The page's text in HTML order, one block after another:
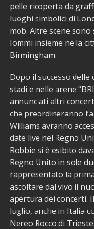
pelle ricoperta da
luoghi simbolici di
mob. Altre scene
Iommi insieme nella
Birmingham.
Dopo il successo
stadi e nelle arene
annunciati altri
che preordineranno
Williams avranno
date live nel Regno
Robbie si è esibito
Regno Unito in sole
rappresentato la
ascoltare dal vivo il
apertura dei concerti.
luglio, anche in Italia
Nereo Rocco di Trieste.